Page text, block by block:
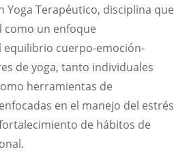
Terapéutico, disciplina que
como un enfoque
cuerpo-emoción-
de yoga, tanto individuales
herramientas de
en el manejo del estrés
de hábitos de